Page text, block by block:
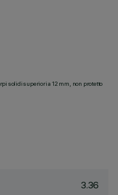
solidi superiori a 12 mm, non protetto
3.36